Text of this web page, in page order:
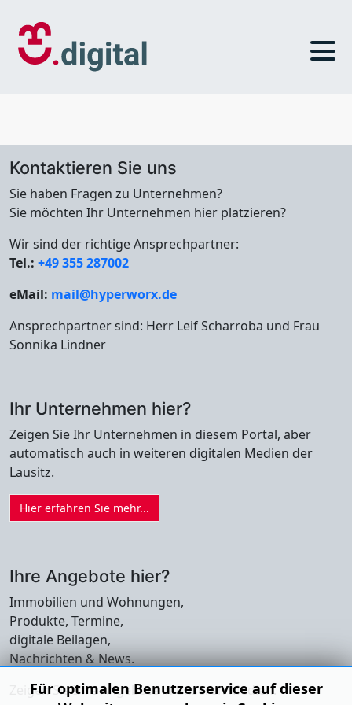
Kontaktieren Sie uns
Sie haben Fragen zu Unternehmen?
Sie möchten Ihr Unternehmen hier platzieren?
Wir sind der richtige Ansprechpartner:
Tel.: +49 355 287002
eMail: mail@hyperworx.de
Ansprechpartner sind: Herr Leif Scharroba und Frau
Sonnika Lindner
Ihr Unternehmen hier?
Zeigen Sie Ihr Unternehmen in diesem Portal, aber
automatisch auch in weiteren digitalen Medien der
Lausitz.
Hier erfahren Sie mehr...
Ihre Angebote hier?
Immobilien und Wohnungen,
Produkte, Termine,
digitale Beilagen,
Nachrichten & News.
Zeigen Sie Ihre Angebote in unseren Medien.
Für optimalen Benutzerservice auf dieser